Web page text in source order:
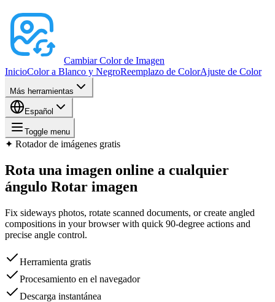
Cambiar Color de Imagen
InicioColor a Blanco y NegroReemplazo de ColorAjuste de Color
Más herramientas
Español
Toggle menu
✦ Rotador de imágenes gratis
Rota una imagen online a cualquier
ángulo Rotar imagen
Fix sideways photos, rotate scanned documents, or create angled
compositions in your browser with quick 90-degree actions and
precise angle control.
Herramienta gratis
Procesamiento en el navegador
Descarga instantánea